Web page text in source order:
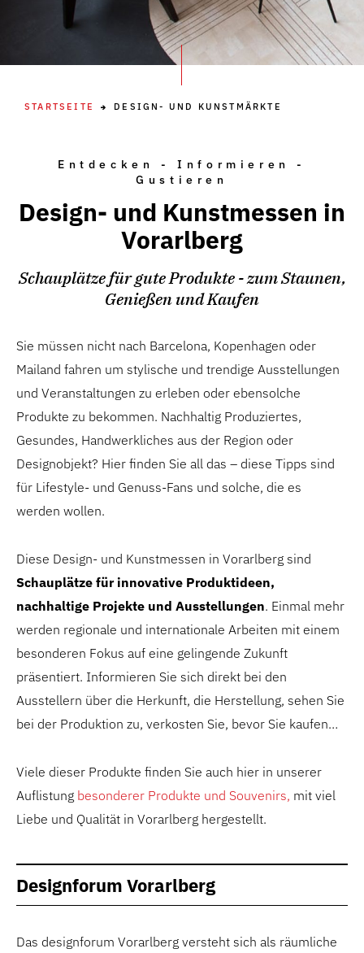
STARTSEITE DESIGN- UND KUNSTMÄRKTE
Entdecken - Informieren -
Gustieren
Design- und Kunstmessen in
Vorarlberg
Schauplätze für gute Produkte - zum Staunen,
Genießen und Kaufen
Sie müssen nicht nach Barcelona, Kopenhagen oder
Mailand fahren um stylische und trendige Ausstellungen
und Veranstaltungen zu erleben oder ebensolche
Produkte zu bekommen. Nachhaltig Produziertes,
Gesundes, Handwerkliches aus der Region oder
Designobjekt? Hier finden Sie all das – diese Tipps sind
für Lifestyle- und Genuss-Fans und solche, die es
werden wollen.
Diese Design- und Kunstmessen in Vorarlberg sind
Schauplätze für innovative Produktideen,
nachhaltige Projekte und Ausstellungen. Einmal mehr
werden regionale und internationale Arbeiten mit einem
besonderen Fokus auf eine gelingende Zukunft
präsentiert. Informieren Sie sich direkt bei den
Ausstellern über die Herkunft, die Herstellung, sehen Sie
bei der Produktion zu, verkosten Sie, bevor Sie kaufen…
Viele dieser Produkte finden Sie auch hier in unserer
Auflistung besonderer Produkte und Souvenirs, mit viel
Liebe und Qualität in Vorarlberg hergestellt.
Designforum Vorarlberg
Das designforum Vorarlberg versteht sich als räumliche